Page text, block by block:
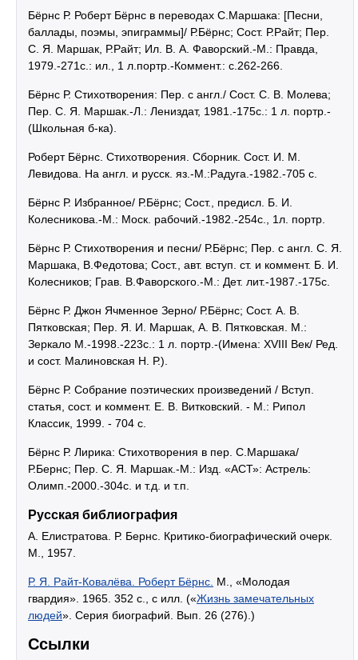
Бёрнс Р. Роберт Бёрнс в переводах С.Маршака: [Песни,
баллады, поэмы, эпиграммы]/ Р.Бёрнс; Сост. Р.Райт; Пер.
С. Я. Маршак, Р.Райт; Ил. В. А. Фаворский.-М.: Правда,
1979.-271c.: ил., 1 л.портр.-Коммент.: с.262-266.
Бёрнс Р. Стихотворения: Пер. с англ./ Сост. С. В. Молева;
Пер. С. Я. Маршак.-Л.: Лениздат, 1981.-175c.: 1 л. портр.-
(Школьная б-ка).
Роберт Бёрнс. Стихотворения. Сборник. Сост. И. М.
Левидова. На англ. и русск. яз.-М.:Радуга.-1982.-705 с.
Бёрнс Р. Избранное/ Р.Бёрнс; Сост., предисл. Б. И.
Колесникова.-М.: Моск. рабочий.-1982.-254с., 1л. портр.
Бёрнс Р. Стихотворения и песни/ Р.Бёрнс; Пер. с англ. С. Я.
Маршака, В.Федотова; Сост., авт. вступ. ст. и коммент. Б. И.
Колесников; Грав. В.Фаворского.-М.: Дет. лит.-1987.-175с.
Бёрнс Р. Джон Ячменное Зерно/ Р.Бёрнс; Сост. А. В.
Пятковская; Пер. Я. И. Маршак, А. В. Пятковская. М.:
Зеркало М.-1998.-223c.: 1 л. портр.-(Имена: XVIII Век/ Ред.
и сост. Малиновская Н. Р.).
Бёрнс Р. Собрание поэтических произведений / Вступ.
статья, сост. и коммент. Е. В. Витковский. - М.: Рипол
Классик, 1999. - 704 с.
Бёрнс Р. Лирика: Стихотворения в пер. С.Маршака/
Р.Бернс; Пер. С. Я. Маршак.-М.: Изд. «АСТ»: Астрель:
Олимп.-2000.-304c. и т.д. и т.п.
Русская библиография
А. Елистратова. Р. Бернс. Критико-биографический очерк.
М., 1957.
Р. Я. Райт-Ковалёва. Роберт Бёрнс. М., «Молодая
гвардия». 1965. 352 с., с илл. («Жизнь замечательных
людей». Серия биографий. Вып. 26 (276).)
Ссылки